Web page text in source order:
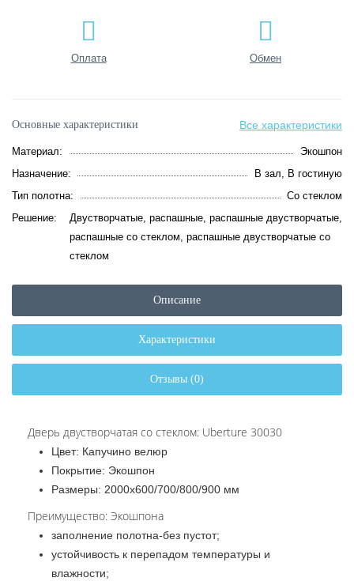
Оплата Обмен
Основные характеристики Все характеристики
Материал:
Экошпон
Назначение:
В зал, В гостиную
Тип полотна:
Со стеклом
Решение:
Двустворчатые, распашные, распашные двустворчатые,
распашные со стеклом, распашные двустворчатые со
стеклом
Описание
Характеристики
Отзывы (0)
Дверь двустворчатая со стеклом: Uberture 30030
Цвет: Капучино велюр
Покрытие: Экошпон
Размеры: 2000х600/700/800/900 мм
Преимущество: Экошпона
заполнение полотна-без пустот;
устойчивость к перепадом температуры и
влажности;